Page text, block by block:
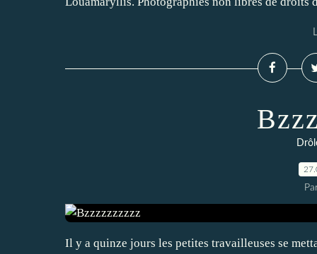
Il y a quinze jours les petites travailleuses se